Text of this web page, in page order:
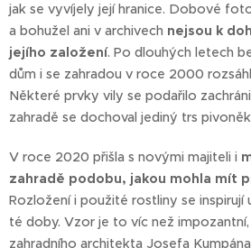
jak se vyvíjely její hranice. Dobové
a bohužel ani v archivech nejsou k
jejího založení. Po dlouhých letech
dům i se zahradou v roce 2000
Některé prvky vily se podařilo
zahradě se dochoval jediný trs
V roce 2020 přišla s novými majiteli i
zahradě podobu, jakou mohla mít
Rozložení i použité rostliny se inspirují
té doby. Vzor je to víc než
zahradního architekta Josefa